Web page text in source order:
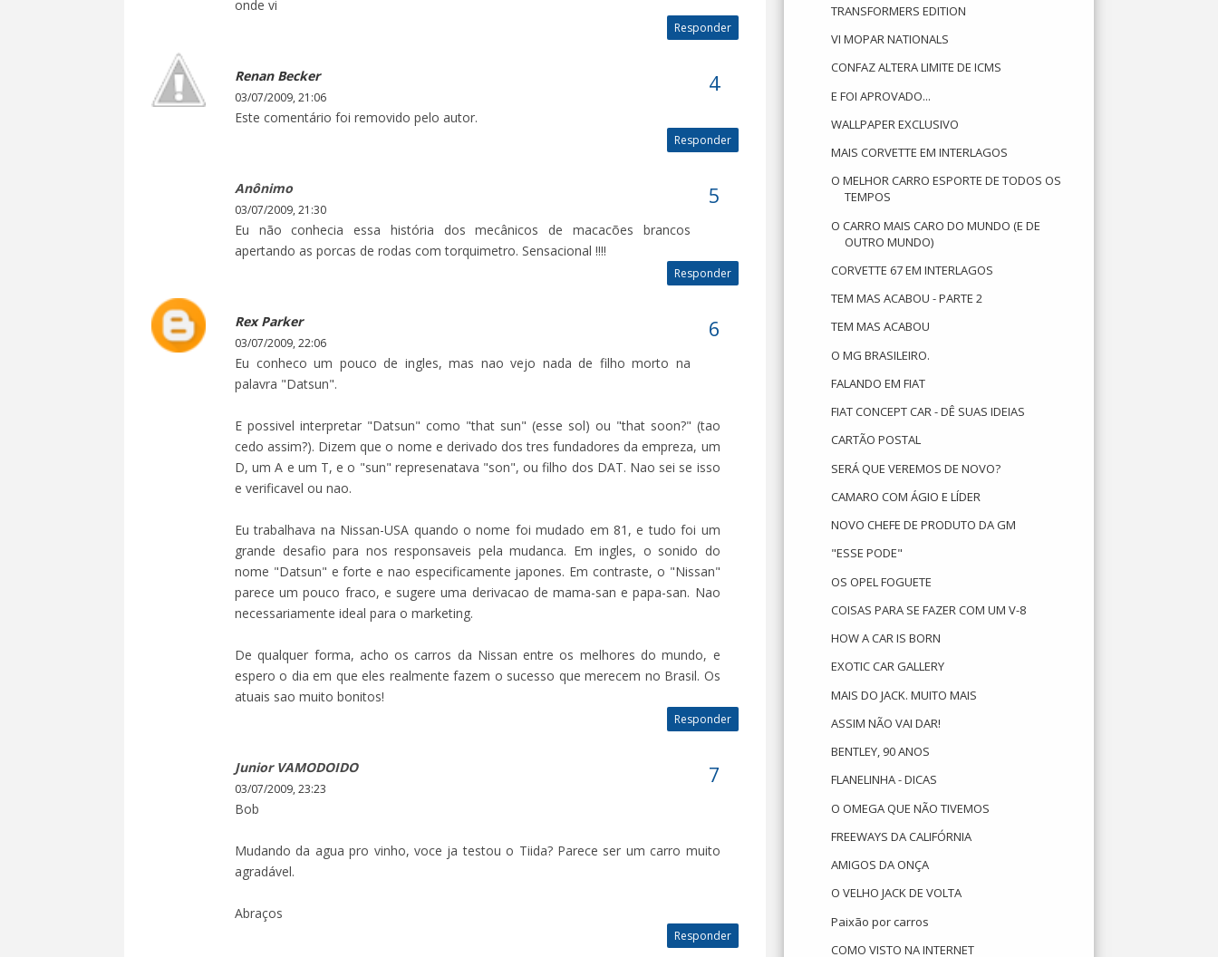
onde vi
Responder
Renan Becker
03/07/2009, 21:06
Este comentário foi removido pelo autor.
Responder
Anônimo
03/07/2009, 21:30
Eu não conhecia essa história dos mecânicos de macacões brancos
apertando as porcas de rodas com torquimetro. Sensacional !!!!
Responder
Rex Parker
03/07/2009, 22:06
Eu conheco um pouco de ingles, mas nao vejo nada de filho morto na
palavra "Datsun".
E possivel interpretar "Datsun" como "that sun" (esse sol) ou "that soon?" (tao
cedo assim?). Dizem que o nome e derivado dos tres fundadores da empreza, um
D, um A e um T, e o "sun" represenatava "son", ou filho dos DAT. Nao sei se isso
e verificavel ou nao.
Eu trabalhava na Nissan-USA quando o nome foi mudado em 81, e tudo foi um
grande desafio para nos responsaveis pela mudanca. Em ingles, o sonido do
nome "Datsun" e forte e nao especificamente japones. Em contraste, o "Nissan"
parece um pouco fraco, e sugere uma derivacao de mama-san e papa-san. Nao
necessariamente ideal para o marketing.
De qualquer forma, acho os carros da Nissan entre os melhores do mundo, e
espero o dia em que eles realmente fazem o sucesso que merecem no Brasil. Os
atuais sao muito bonitos!
Responder
Junior VAMODOIDO
03/07/2009, 23:23
Bob
Mudando da agua pro vinho, voce ja testou o Tiida? Parece ser um carro muito
agradável.
Abraços
Responder
TRANSFORMERS EDITION
VI MOPAR NATIONALS
CONFAZ ALTERA LIMITE DE ICMS
E FOI APROVADO...
WALLPAPER EXCLUSIVO
MAIS CORVETTE EM INTERLAGOS
O MELHOR CARRO ESPORTE DE TODOS OS
TEMPOS
O CARRO MAIS CARO DO MUNDO (E DE
OUTRO MUNDO)
CORVETTE 67 EM INTERLAGOS
TEM MAS ACABOU - PARTE 2
TEM MAS ACABOU
O MG BRASILEIRO.
FALANDO EM FIAT
FIAT CONCEPT CAR - DÊ SUAS IDEIAS
CARTÃO POSTAL
SERÁ QUE VEREMOS DE NOVO?
CAMARO COM ÁGIO E LÍDER
NOVO CHEFE DE PRODUTO DA GM
"ESSE PODE"
OS OPEL FOGUETE
COISAS PARA SE FAZER COM UM V-8
HOW A CAR IS BORN
EXOTIC CAR GALLERY
MAIS DO JACK. MUITO MAIS
ASSIM NÃO VAI DAR!
BENTLEY, 90 ANOS
FLANELINHA - DICAS
O OMEGA QUE NÃO TIVEMOS
FREEWAYS DA CALIFÓRNIA
AMIGOS DA ONÇA
O VELHO JACK DE VOLTA
Paixão por carros
COMO VISTO NA INTERNET